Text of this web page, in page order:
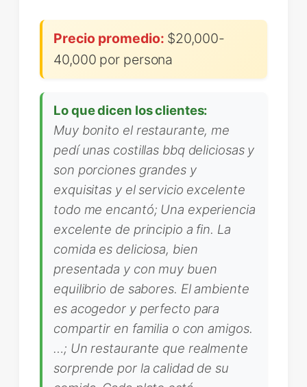
Precio promedio: $20,000-
40,000 por persona
Lo que dicen los clientes:
Muy bonito el restaurante, me
pedí unas costillas bbq deliciosas y
son porciones grandes y
exquisitas y el servicio excelente
todo me encantó; Una experiencia
excelente de principio a fin. La
comida es deliciosa, bien
presentada y con muy buen
equilibrio de sabores. El ambiente
es acogedor y perfecto para
compartir en familia o con amigos.
…; Un restaurante que realmente
sorprende por la calidad de su